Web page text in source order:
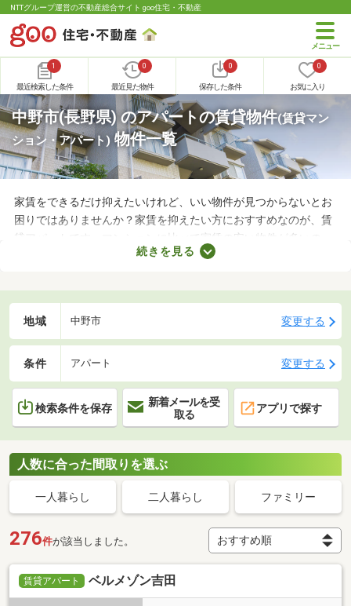
NTTグループ運営の不動産総合サイト goo住宅・不動産
1
最近検索した条件
0
最近見た物件
0
保存した条件
0
お気に入り
中野市(長野県) のアパートの賃貸物件(賃貸マン
ション・アパート) 物件一覧
家賃をできるだけ抑えたいけれど、いい物件が見つからないとお
困りではありませんか？家賃を抑えたい方におすすめなのが、賃
貸アパートです。マンションに比べて家賃の安い物件が多いの
で、月々の支出を抑えられますよ。ここでは、おすすめの賃貸ア
件を見比べてみましょう。
続きを見る
地域 中野市 変更する
条件 アパート 変更する
検索条件を保存
新着メールを受
取る
アプリで探す
人数に合った間取りを選ぶ
一人暮らし 二人暮らし ファミリー
276件が該当しました。
賃貸アパート ベルメゾン吉田